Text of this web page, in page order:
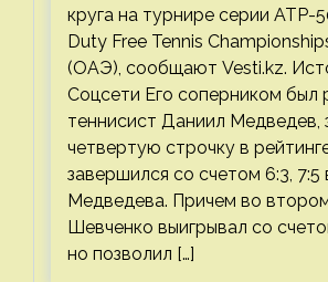
круга на турнире серии ATP-
Duty Free Tennis
(ОАЭ), сообщают Vesti.kz.
Соцсети Его соперником был
теннисист Даниил
четвертую строчку в
завершился со счетом 6:3, 7:5
Медведева. Причем во
Шевченко выигрывал со
но позволил […]